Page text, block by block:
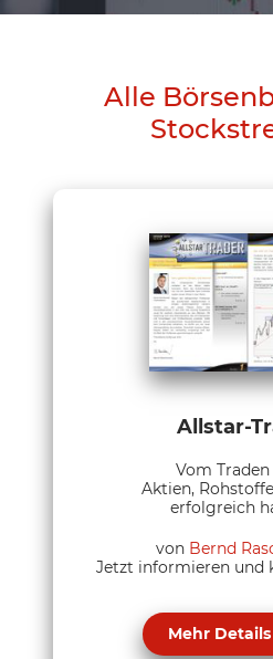
Alle
Allstar-
Vom Traden
Aktien,
erfolgreich
von Bernd
Jetzt informieren und
Mehr